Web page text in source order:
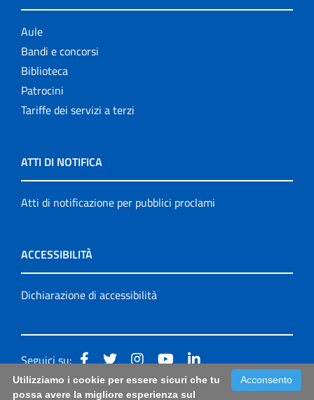
Aule
Bandi e concorsi
Biblioteca
Patrocini
Tariffe dei servizi a terzi
ATTI DI NOTIFICA
Atti di notificazione per pubblici proclami
ACCESSIBILITÀ
Dichiarazione di accessibilità
Seguici su:
Accessibilità: form di segnalazione di prima istanza per
Acconsento
Utilizziamo i cookie per essere sicuri che tu
possa avere la migliore esperienza sul